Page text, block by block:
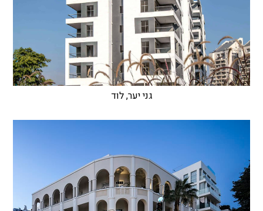
גני יער, לוד